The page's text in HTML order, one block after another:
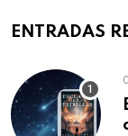
ENTRADAS